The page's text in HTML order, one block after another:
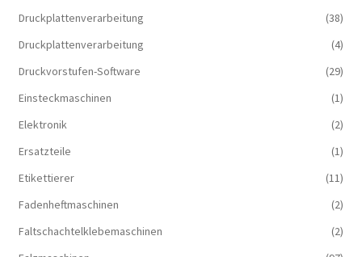
Druckplattenverarbeitung
(38)
Druckplattenverarbeitung
(4)
Druckvorstufen-Software
(29)
Einsteckmaschinen
(1)
Elektronik
(2)
Ersatzteile
(1)
Etikettierer
(11)
Fadenheftmaschinen
(2)
Faltschachtelklebemaschinen
(2)